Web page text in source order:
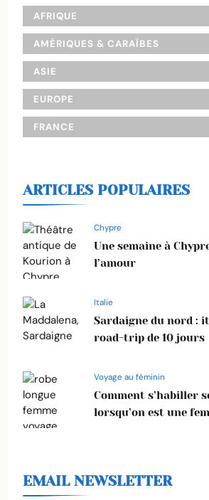
AFRIQUE
AMÉRIQUES & CARAÏBES
ASIE
EUROPE
FRANCE
ARTICLES POPULAIRES
Chypre
Une semaine à
l’amour
Italie
Sardaigne du nord :
road-trip de 10 jours
Voyage au féminin
Comment s’habiller
lorsqu’on est une
EMAIL NEWSLETTER